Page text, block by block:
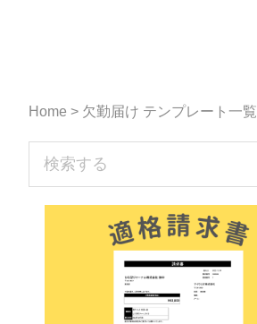
Home > 欠勤届け テンプレート一覧
sidebar